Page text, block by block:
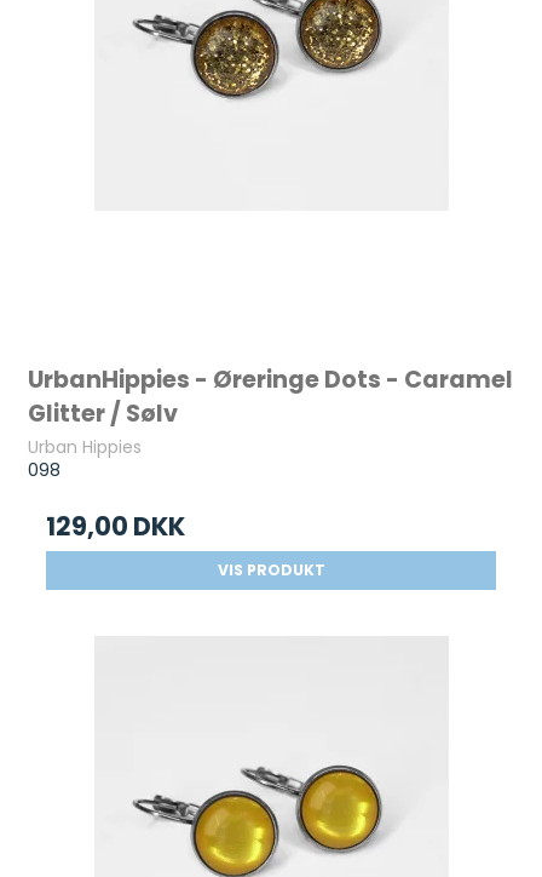
UrbanHippies - Øreringe Dots - Caramel
Glitter / Sølv
Urban Hippies
098
129,00 DKK
VIS PRODUKT